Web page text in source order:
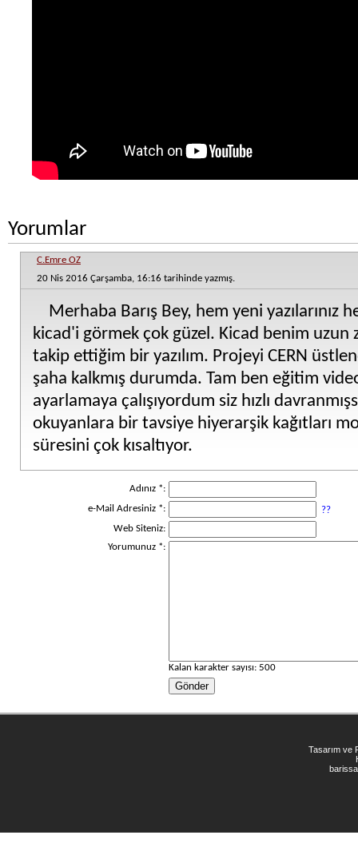
Yorumlar
C.Emre OZ
20 Nis 2016 Çarşamba, 16:16 tarihinde yazmış.
Merhaba Barış Bey, hem yeni yazılarınız
kicad'i görmek çok güzel. Kicad benim uzun
takip ettiğim bir yazılım. Projeyi CERN
şaha kalkmış durumda. Tam ben eğitim
ayarlamaya çalışıyordum siz hızlı
okuyanlara bir tavsiye hiyerarşik kağıtları
süresini çok kısaltıyor.
Adınız *:
e-Mail Adresiniz *:
??
Web Siteniz:
Yorumunuz *:
Kalan karakter sayısı: 500
Tasarım ve